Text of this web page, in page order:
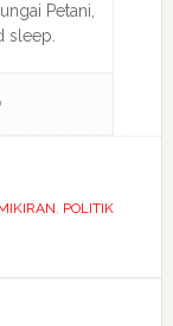
Petani,
sleep.
, POLITIK